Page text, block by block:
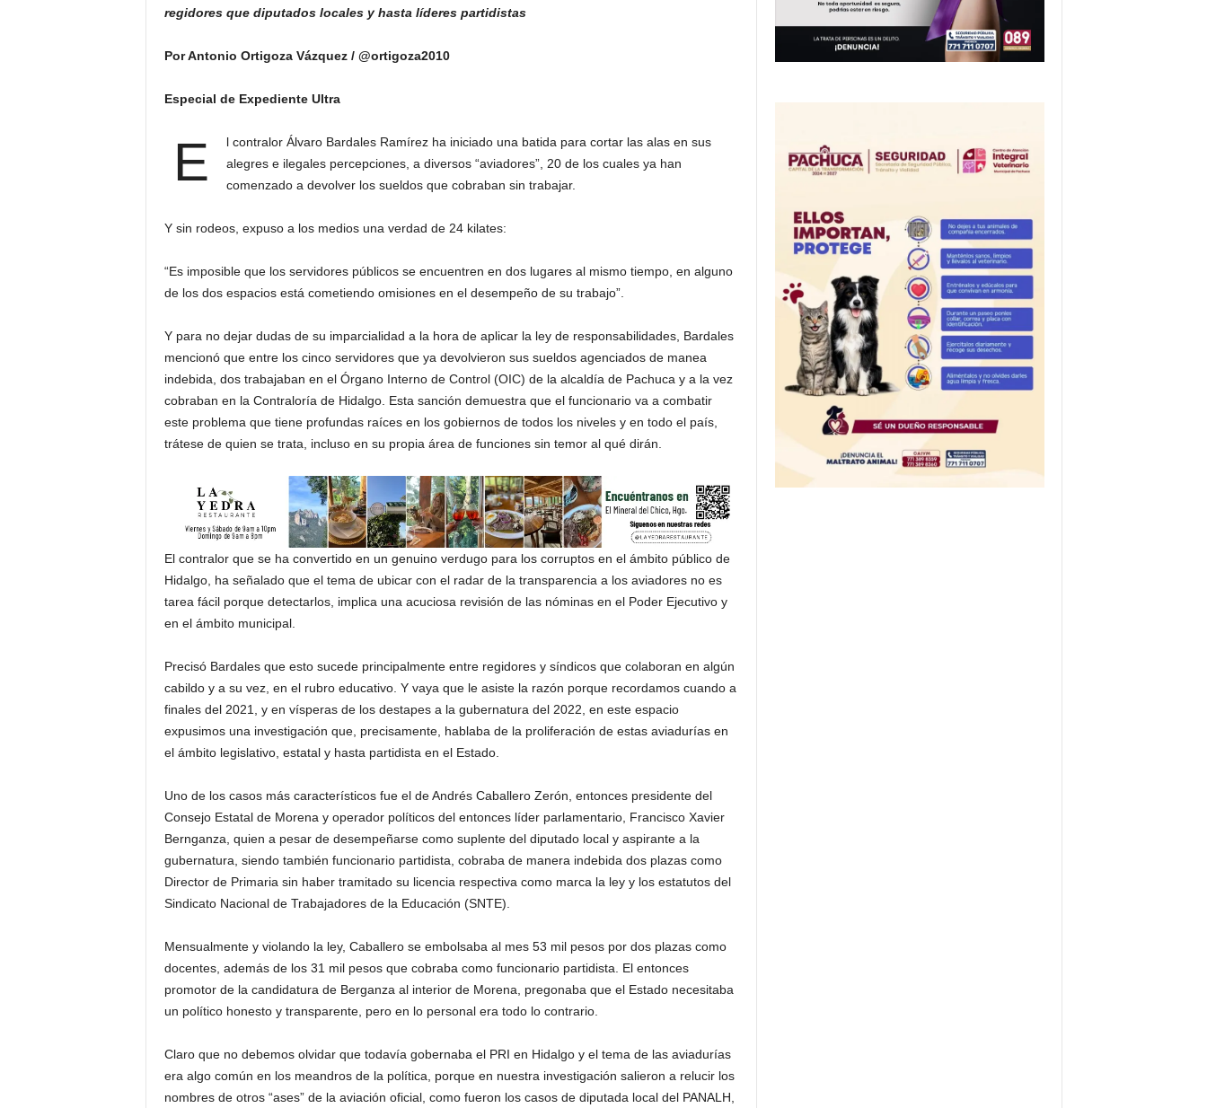
regidores que diputados locales y hasta líderes partidistas
Por Antonio Ortigoza Vázquez / @ortigoza2010
Especial de Expediente Ultra
E
l contralor Álvaro Bardales Ramírez ha iniciado una batida para cortar las alas en sus
alegres e ilegales percepciones, a diversos “aviadores”, 20 de los cuales ya han
comenzado a devolver los sueldos que cobraban sin trabajar.
Y sin rodeos, expuso a los medios una verdad de 24 kilates:
“Es imposible que los servidores públicos se encuentren en dos lugares al mismo tiempo, en alguno
de los dos espacios está cometiendo omisiones en el desempeño de su trabajo”.
Y para no dejar dudas de su imparcialidad a la hora de aplicar la ley de responsabilidades, Bardales
mencionó que entre los cinco servidores que ya devolvieron sus sueldos agenciados de manea
indebida, dos trabajaban en el Órgano Interno de Control (OIC) de la alcaldía de Pachuca y a la vez
cobraban en la Contraloría de Hidalgo. Esta sanción demuestra que el funcionario va a combatir
este problema que tiene profundas raíces en los gobiernos de todos los niveles y en todo el país,
trátese de quien se trata, incluso en su propia área de funciones sin temor al qué dirán.
El contralor que se ha convertido en un genuino verdugo para los corruptos en el ámbito público de
Hidalgo, ha señalado que el tema de ubicar con el radar de la transparencia a los aviadores no es
tarea fácil porque detectarlos, implica una acuciosa revisión de las nóminas en el Poder Ejecutivo y
en el ámbito municipal.
Precisó Bardales que esto sucede principalmente entre regidores y síndicos que colaboran en algún
cabildo y a su vez, en el rubro educativo. Y vaya que le asiste la razón porque recordamos cuando a
finales del 2021, y en vísperas de los destapes a la gubernatura del 2022, en este espacio
expusimos una investigación que, precisamente, hablaba de la proliferación de estas aviadurías en
el ámbito legislativo, estatal y hasta partidista en el Estado.
Uno de los casos más característicos fue el de Andrés Caballero Zerón, entonces presidente del
Consejo Estatal de Morena y operador políticos del entonces líder parlamentario, Francisco Xavier
Bernganza, quien a pesar de desempeñarse como suplente del diputado local y aspirante a la
gubernatura, siendo también funcionario partidista, cobraba de manera indebida dos plazas como
Director de Primaria sin haber tramitado su licencia respectiva como marca la ley y los estatutos del
Sindicato Nacional de Trabajadores de la Educación (SNTE).
Mensualmente y violando la ley, Caballero se embolsaba al mes 53 mil pesos por dos plazas como
docentes, además de los 31 mil pesos que cobraba como funcionario partidista. El entonces
promotor de la candidatura de Berganza al interior de Morena, pregonaba que el Estado necesitaba
un político honesto y transparente, pero en lo personal era todo lo contrario.
Claro que no debemos olvidar que todavía gobernaba el PRI en Hidalgo y el tema de las aviadurías
era algo común en los meandros de la política, porque en nuestra investigación salieron a relucir los
nombres de otros “ases” de la aviación oficial, como fueron los casos de diputada local del PANALH,